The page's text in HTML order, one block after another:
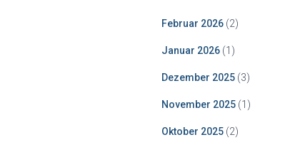
Februar 2026(2)
Januar 2026(1)
Dezember 2025(3)
November 2025(1)
Oktober 2025(2)